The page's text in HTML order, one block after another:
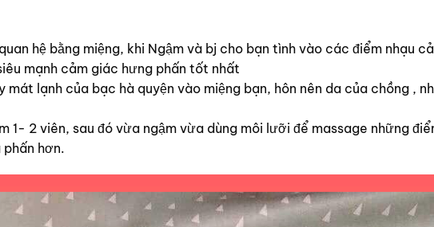
hệ bằng miệng, khi Ngậm và bj cho bạn tình vào các điểm nhạu
mạnh cảm giác hưng phấn tốt nhất
mát lạnh của bạc hà quyện vào miệng bạn, hôn nên da của chồng ,
1- 2 viên, sau đó vừa ngậm vừa dùng môi lưỡi để massage những
hơn.